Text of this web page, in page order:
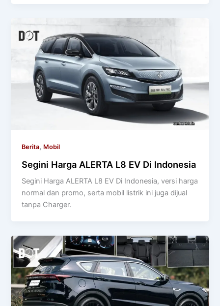
Berita, Mobil
Segini Harga ALERTA L8 EV Di Indonesia
Segini Harga ALERTA L8 EV Di Indonesia, versi harga
normal dan promo, serta mobil listrik ini juga dijual
tanpa Charger.